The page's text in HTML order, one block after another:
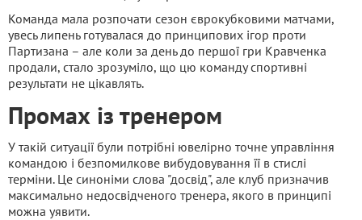
Команда мала розпочати сезон єврокубковими матчами,
увесь липень готувалася до принципових ігор проти
Партизана – але коли за день до першої гри Кравченка
продали, стало зрозуміло, що цю команду спортивні
результати не цікавлять.
Промах із тренером
У такій ситуації були потрібні ювелірно точне управління
командою і безпомилкове вибудовування її в стислі
терміни. Це синоніми слова "досвід", але клуб призначив
максимально недосвідченого тренера, якого в принципі
можна уявити.